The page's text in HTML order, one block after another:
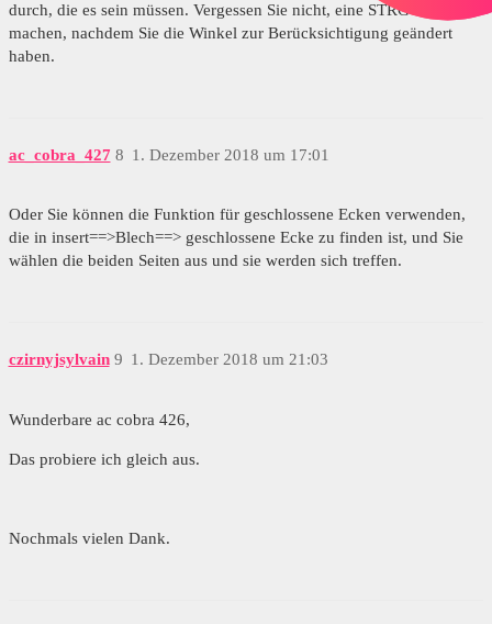
durch, die es sein müssen. Vergessen Sie nicht, eine STRG-Q zu
machen, nachdem Sie die Winkel zur Berücksichtigung geändert
haben.
ac_cobra_427 1. Dezember 2018 um 17:01
8
Oder Sie können die Funktion für geschlossene Ecken verwenden,
die in insert==>Blech==> geschlossene Ecke zu finden ist, und Sie
wählen die beiden Seiten aus und sie werden sich treffen.
czirnyjsylvain 1. Dezember 2018 um 21:03
9
Wunderbare ac cobra 426,
Das probiere ich gleich aus.
Nochmals vielen Dank.